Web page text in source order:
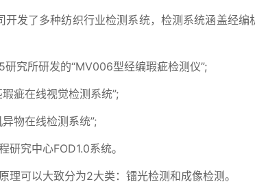
了多种纺织行业检测系统，检测系统涵盖经编
究所研发的“MV006型经编瑕疵检测仪”;
疵在线视觉检测系统”;
物在线检测系统”;
究中心FOD1.0系统。
可以大致分为2大类：镭光检测和成像检测。